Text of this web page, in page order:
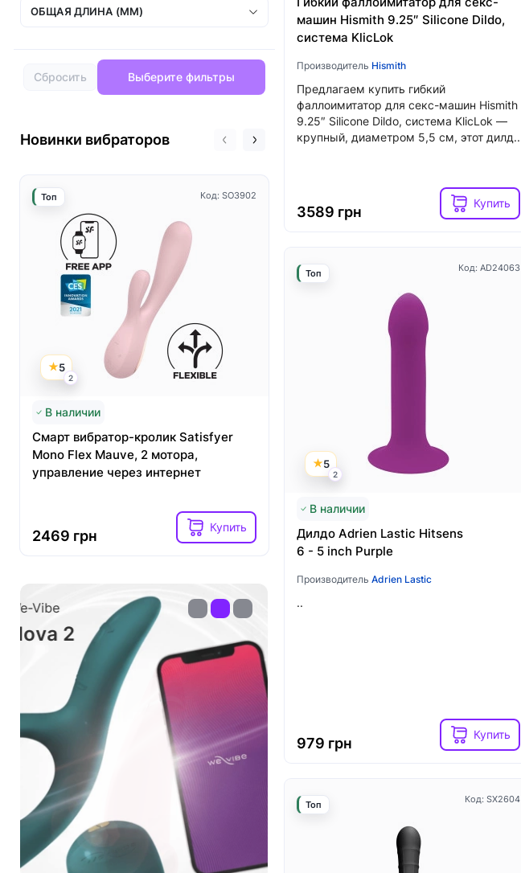
ОБЩАЯ ДЛИНА (ММ)
Сбросить Выберите фильтры
Новинки вибраторов
Womanizer
Premium 2
Lovense
Код: SO3902
5
2
Топ
В наличии
Смарт вибратор-кролик Satisfyer
Mono Flex Mauve, 2 мотора,
управление через интернет
2469 грн
Купить
Код: SO1829
Вакуумный вибратор-кролик
Satisfyer Pro Plus G-Spot Rabbit,
первый кролик с вакуумом и
2599 грн
машин Hismith 9.25″ Silicone Dildo,
система KlicLok
Производитель Hismith
Предлагаем купить гибкий
фаллоимитатор для секс-машин Hismith
9.25″ Silicone Dildo, система KlicLok —
крупный, диаметром 5,5 см, этот дилд..
3589 грн
Купить
Код: AD24063
5
2
Топ
В наличии
Дилдо Adrien Lastic Hitsens
6 - 5 inch Purple
Производитель Adrien Lastic
..
979 грн
Купить
Код: SX2604
Топ